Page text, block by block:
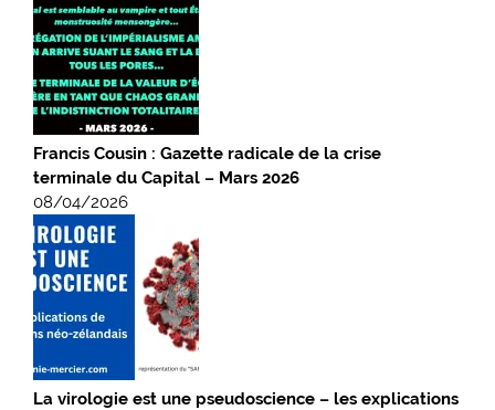
Francis Cousin : Gazette radicale de la crise
terminale du Capital – Mars 2026
08/04/2026
La virologie est une pseudoscience – les explications